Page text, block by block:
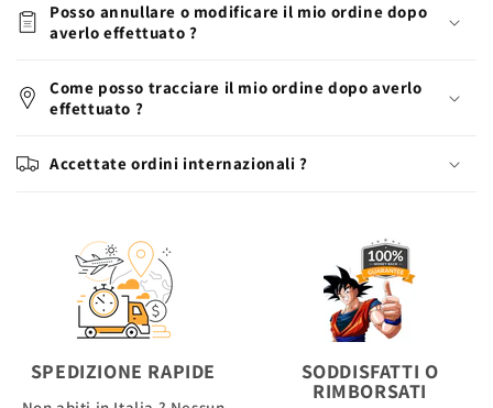
Posso annullare o modificare il mio ordine dopo
averlo effettuato ?
Come posso tracciare il mio ordine dopo averlo
effettuato ?
Accettate ordini internazionali ?
SPEDIZIONE RAPIDE SODDISFATTI O
RIMBORSATI